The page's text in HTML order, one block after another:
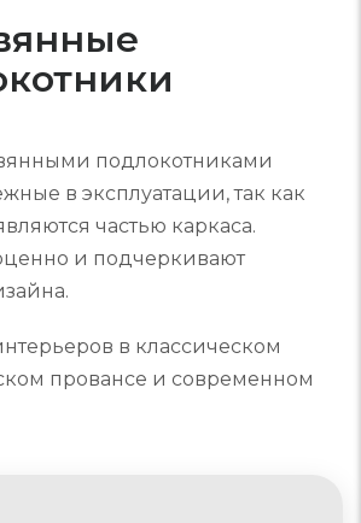
подлокотниками
в эксплуатации, так как
частью каркаса.
и подчеркивают
в классическом
провансе и современном